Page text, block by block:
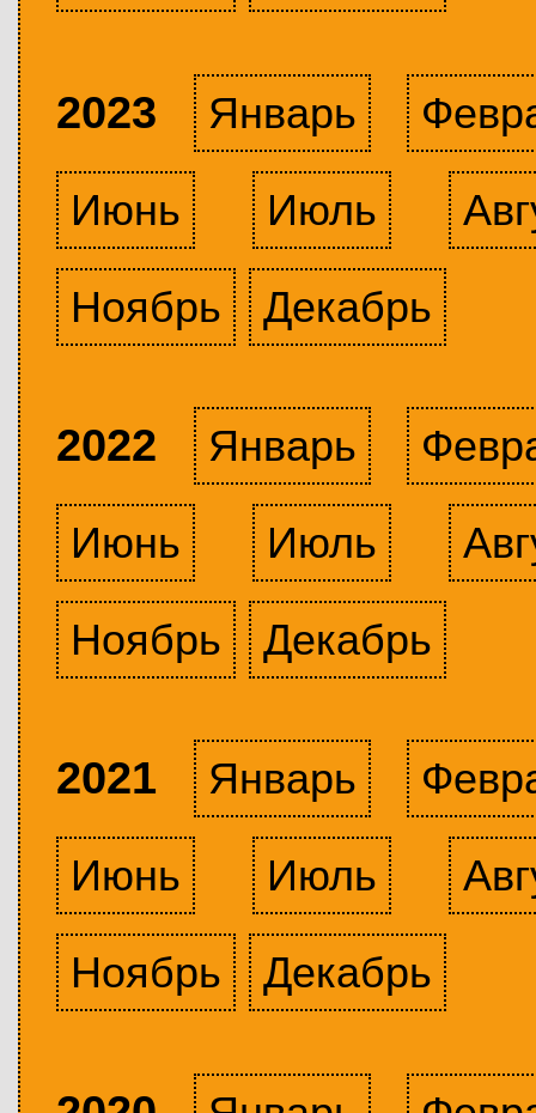
2023 Январь
Июнь
Июль
Ноябрь
Декабрь
2022 Январь
Июнь
Июль
Ноябрь
Декабрь
2021 Январь
Июнь
Июль
Ноябрь
Декабрь